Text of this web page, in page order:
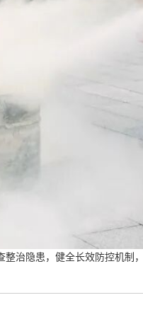
治隐患，健全长效防控机制